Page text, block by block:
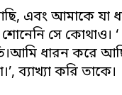
এবং আমাকে যা
শোনেনি সে
ধারন করে
করি তাকে।